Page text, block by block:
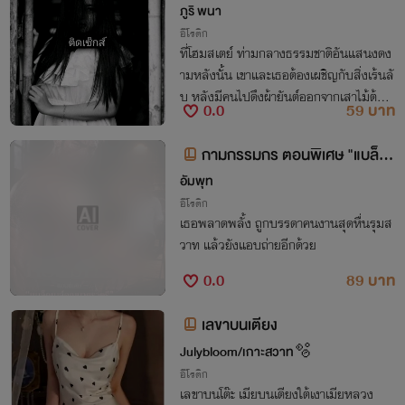
ภูริ พนา
อีโรติก
ที่โฮมสเตย์ ท่ามกลางธรรมชาติอันแสนงดง
ามหลังนั้น เขาและเธอต้องเผชิญกับสิ่งเร้นลั
บ หลังมีคนไปดึงผ้ายันต์ออกจากเสาไม้ต้นห
นึ่ง โดยทันทีที่ตะวันตกดิน สาวๆในกลุ่ม ก็มี
0.0
59 บาท
กามกรรมกร ตอนพิเศษ "แบล็คเ
มล์คุณนายราตรี" (8P)
อัมพุท
อีโรติก
เธอพลาดพลั้ง ถูกบรรดาคนงานสุดหื่นรุมส
วาท แล้วยังแอบถ่ายอีกด้วย
0.0
89 บาท
เลขาบนเตียง
Julybloom/เกาะสวาท🫧
อีโรติก
เลขาบนโต๊ะ เมียบนเตียงใต้เงาเมียหลวง